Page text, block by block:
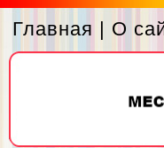
Главная | О